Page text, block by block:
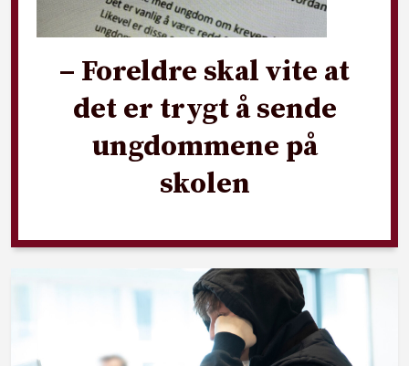
– Foreldre skal vite at
det er trygt å sende
ungdommene på
skolen